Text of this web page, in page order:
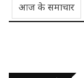
आज के समाचार